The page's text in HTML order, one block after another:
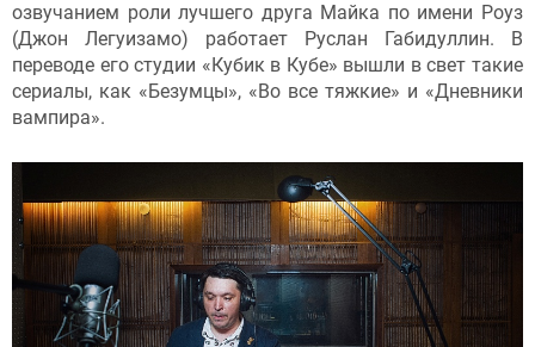
озвучанием роли лучшего друга Майка по имени Роуз
(Джон Легуизамо) работает Руслан Габидуллин. В
переводе его студии «Кубик в Кубе» вышли в свет такие
сериалы, как «Безумцы», «Во все тяжкие» и «Дневники
вампира».